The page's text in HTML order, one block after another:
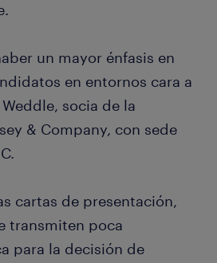
un mayor énfasis en
en entornos cara a
socia de la
& Company, con sede
cartas de presentación,
transmiten poca
para la decisión de